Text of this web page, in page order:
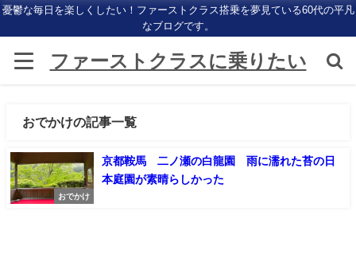
憂鬱な毎日を楽しくしたい！ファーストクラス搭乗を夢見ている60代の平凡
なブログです。
ファーストクラスに乗りたい
おでかけの記事一覧
おでかけ
京都鞍馬 二ノ瀬の白龍園 雨に濡れた苔の日
本庭園が素晴らしかった